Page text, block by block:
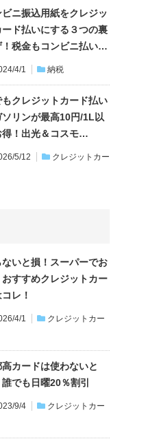
ビニ振込用紙をクレジッ
ード払いにする３つの裏
！税金もコンビニ払い…
4/1 納税
もクレジットカード払い
ソリンが最高10円/1L以
得！出光＆コスモ…
5/12
クレジットカー
ないと損！スーパーでお
おすすめクレジットカー
コレ！
4/1
クレジットカー
カードは使わないと
でも日曜20％割引
9/4
クレジットカー